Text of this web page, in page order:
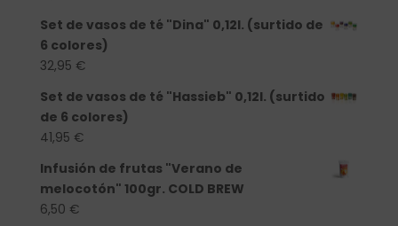
Set de vasos de té "Dina" 0,12l. (surtido de
6 colores)
32,95 €
Set de vasos de té "Hassieb" 0,12l. (surtido
de 6 colores)
41,95 €
Infusión de frutas "Verano de
melocotón" 100gr. COLD BREW
6,50 €